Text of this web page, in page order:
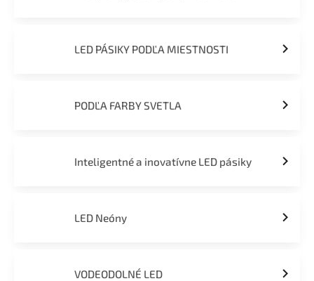
LED PÁSIKY PODĽA MIESTNOSTI
PODĽA FARBY SVETLA
Inteligentné a inovatívne LED pásiky
LED Neóny
VODEODOLNÉ LED